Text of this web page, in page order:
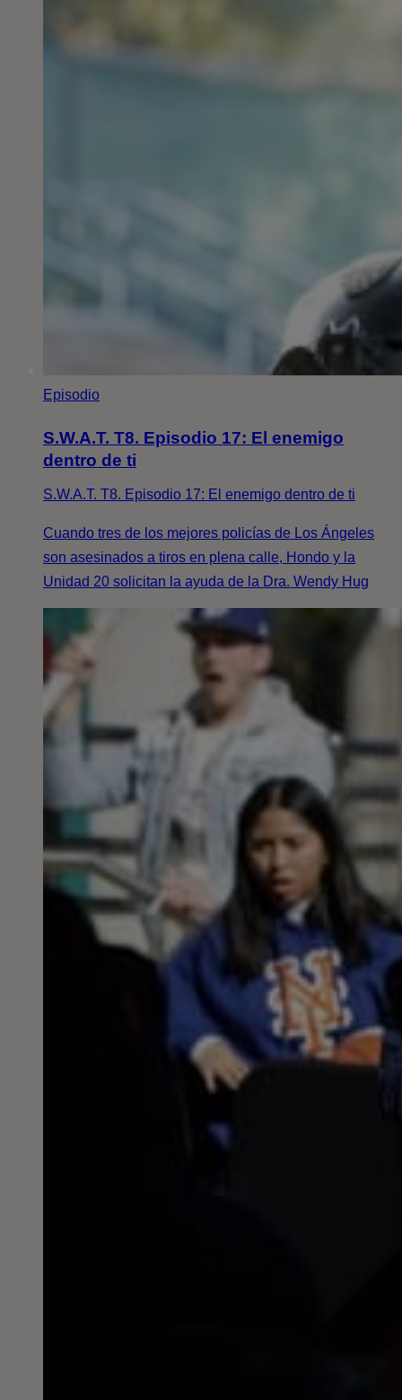
Episodio
S.W.A.T. T8. Episodio 17: El enemigo
dentro de ti
S.W.A.T. T8. Episodio 17: El enemigo dentro de ti
Cuando tres de los mejores policías de Los Ángeles
son asesinados a tiros en plena calle, Hondo y la
Unidad 20 solicitan la ayuda de la Dra. Wendy Hug